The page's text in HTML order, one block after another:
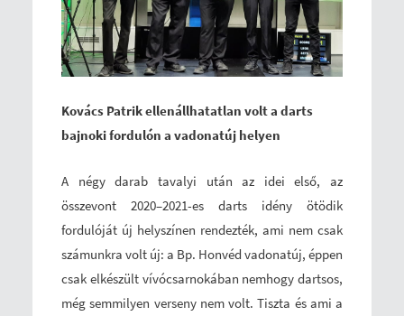
Kovács Patrik ellenállhatatlan volt a darts
bajnoki fordulón a vadonatúj helyen
A négy darab tavalyi után az idei első, az
összevont 2020–2021-es darts idény ötödik
fordulóját új helyszínen rendezték, ami nem csak
számunkra volt új: a Bp. Honvéd vadonatúj, éppen
csak elkészült vívócsarnokában nemhogy dartsos,
még semmilyen verseny nem volt. Tiszta és ami a